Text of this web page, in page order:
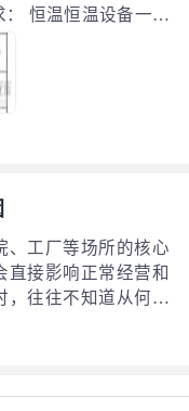
恒温恒温设备一般
准设计工况为15℃，
档案的高标准档案
温湿度控制要求较档
、工厂等场所的核心
直接影响正常经营和
，往往不知道从何下
联系专业维修人员
行"。 查看控制面板